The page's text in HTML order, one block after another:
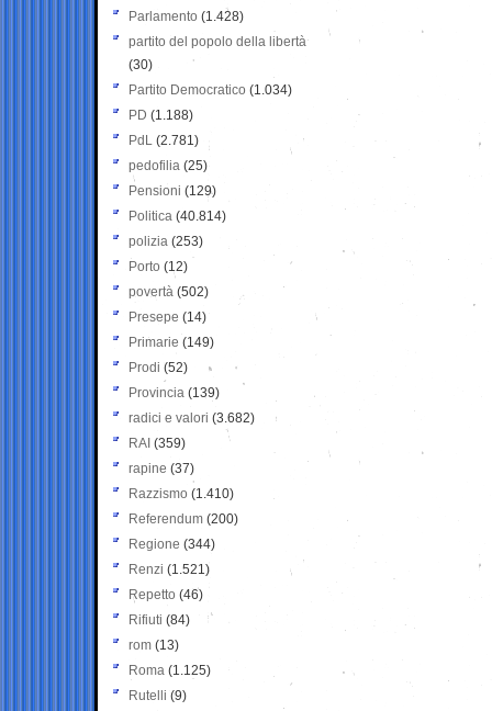
Parlamento (1.428)
partito del popolo della libertà
(30)
Partito Democratico (1.034)
PD (1.188)
PdL (2.781)
pedofilia (25)
Pensioni (129)
Politica (40.814)
polizia (253)
Porto (12)
povertà (502)
Presepe (14)
Primarie (149)
Prodi (52)
Provincia (139)
radici e valori (3.682)
RAI (359)
rapine (37)
Razzismo (1.410)
Referendum (200)
Regione (344)
Renzi (1.521)
Repetto (46)
Rifiuti (84)
rom (13)
Roma (1.125)
Rutelli (9)